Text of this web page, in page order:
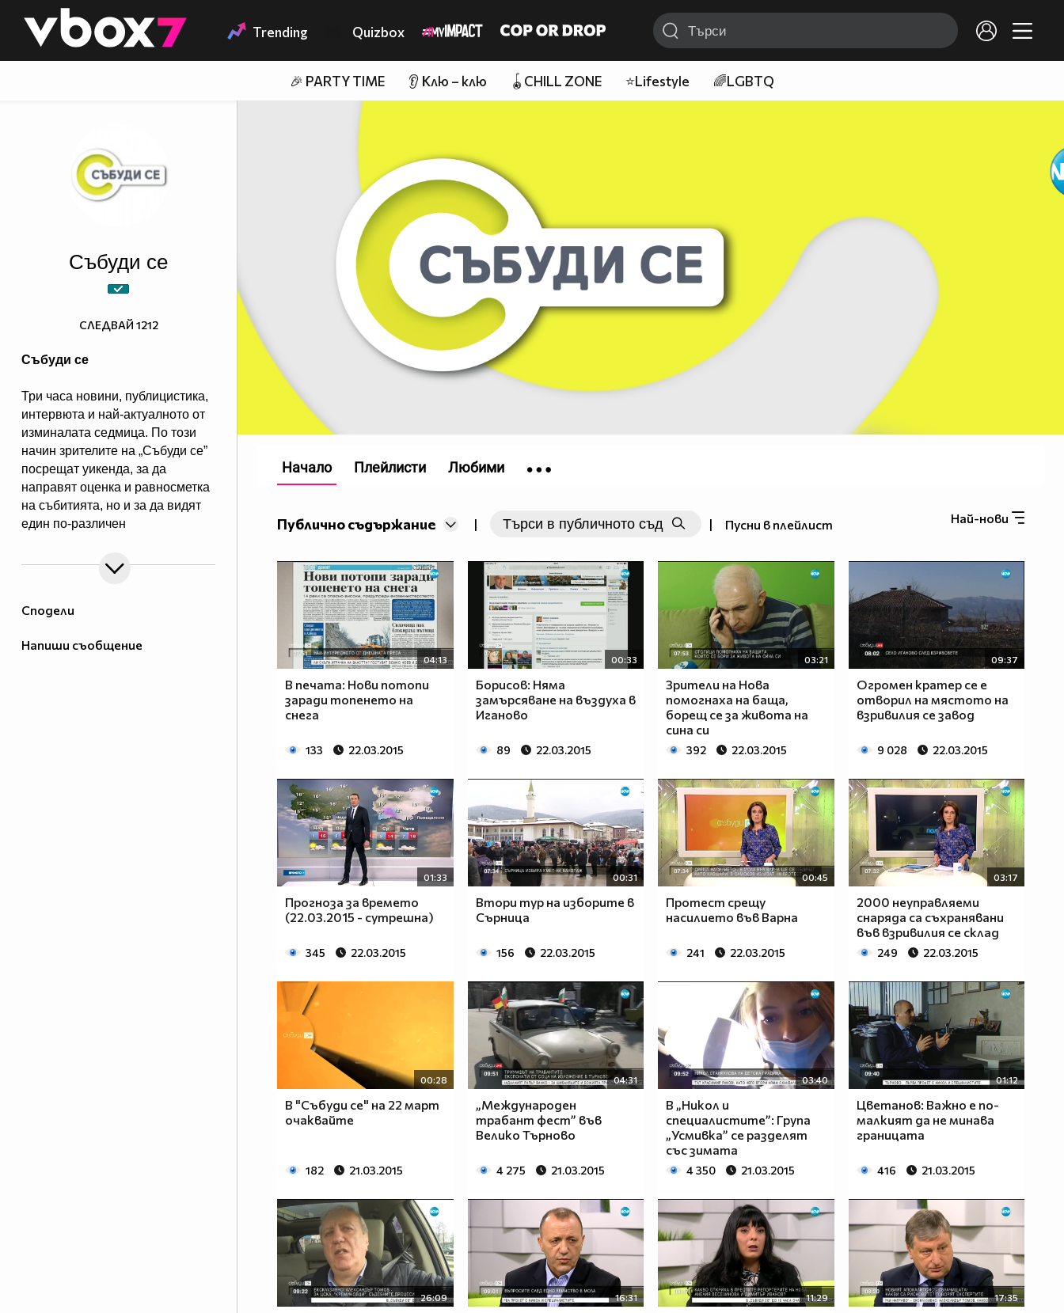
👾 Trending Quizbox
🎉 PARTY TIME 👂 Клю – клю 🪀CHILL ZONE ⭐Lifestyle 🌈LGBTQ
Сподели
Напиши съобщение
Събуди се
Събуди се
Три часа новини, публицистика,
интервюта и най-актуалното от
изминалата седмица. По този
начин зрителите на „Събуди се”
посрещат уикенда, за да
направят оценка и равносметка
на събитията, но и за да видят
един по-различен
СЛЕДВАЙ 1212
Най-нови
Публично съдържание | | Пусни в плейлист
04:13
В печата: Нови потопи
заради топенето на
снега
133 22.03.2015
00:33
Борисов: Няма
замърсяване на въздуха в
Иганово
89 22.03.2015
03:21
Зрители на Нова
помогнаха на баща,
борещ се за живота на
сина си
392 22.03.2015
09:37
Огромен кратер се е
отворил на мястото на
взривилия се завод
9 028 22.03.2015
01:33
Прогноза за времето
(22.03.2015 - сутрешна)
345 22.03.2015
00:31
Втори тур на изборите в
Сърница
156 22.03.2015
00:45
Протест срещу
насилието във Варна
241 22.03.2015
03:17
2000 неуправляеми
снаряда са съхранявани
във взривилия се склад
249 22.03.2015
00:28
В "Събуди се" на 22 март
очаквайте
182 21.03.2015
04:31
„Международен
трабант фест” във
Велико Търново
4 275 21.03.2015
03:40
В „Никол и
специалистите”: Група
„Усмивка” се разделят
със зимата
4 350 21.03.2015
01:12
Цветанов: Важно е по-
малкият да не минава
границата
416 21.03.2015
26:09 16:31 11:29 17:35
Начало Плейлисти Любими